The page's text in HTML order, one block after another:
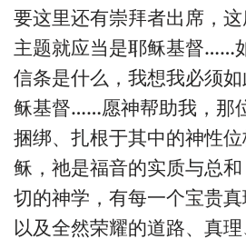
要这里还有崇拜者出席，
主题就应当是耶稣基督……
信条是什么，我想我必须
稣基督……愿神帮助我，那
捆绑、扎根于其中的神性
稣，祂是福音的实质与总
切的神学，有每一个宝贵真
以及全然荣耀的道路、真